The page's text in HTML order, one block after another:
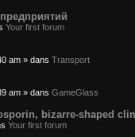
Your first forum
am » dans Transport
am » dans GameGlass
bizarre-shaped
Your first forum